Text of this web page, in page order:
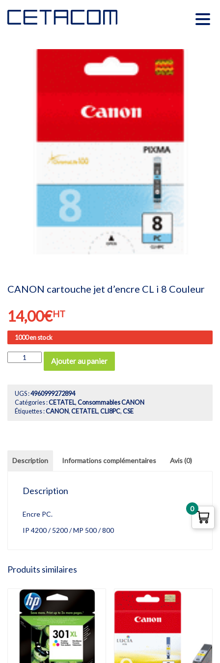
CANON cartouche jet d’encre CL i 8 Couleur
14,00€HT
1000 en stock
quantité
de
d'encre
Ajouter au panier
UGS :4960999272894
Catégories :CETATEL, Consommables CANON
Étiquettes :CANON, CETATEL, CLI8PC, CSE
Description Informations complémentaires Avis (0)
Description
Encre PC.
IP 4200 / 5200 / MP 500 / 800
Produits similaires
0